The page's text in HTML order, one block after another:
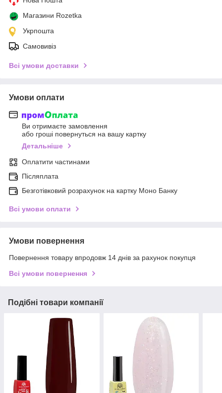
Магазини Rozetka
Укрпошта
Самовивіз
Всі умови доставки
Умови оплати
Ви отримаєте замовлення
або гроші повернуться на вашу картку
Детальніше
Оплатити частинами
Післяплата
Безготівковий розрахунок на картку Моно Банку
Всі умови оплати
Умови повернення
Повернення товару впродовж 14 днів за рахунок покупця
Всі умови повернення
Подібні товари компанії